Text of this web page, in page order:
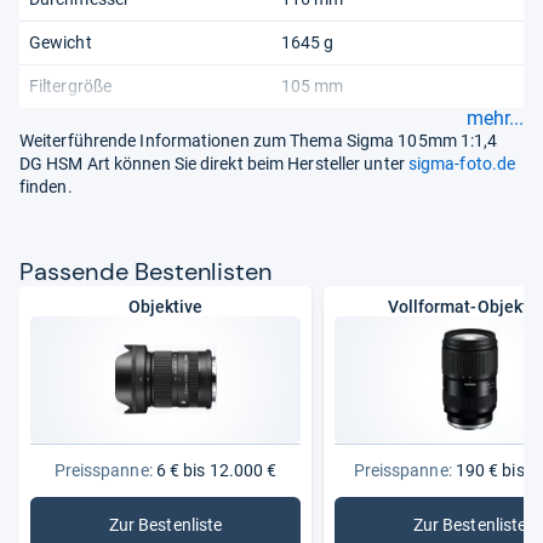
Gewicht 1645 g
Filtergröße 105 mm
mehr...
Weiterführende Informationen zum Thema Sigma 105mm 1:1,4
DG HSM Art können Sie direkt beim Hersteller untersigma-foto.de
finden.
Pas­sende Bes­ten­lis­ten
Objektive
Preisspanne:6 € bis 12.000 €
Zur Bestenliste
: Objektive
Vollformat-
Preisspanne:190 € bis
Zur Bestenliste
: